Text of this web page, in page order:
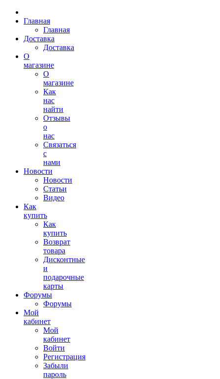
Главная
Главная
Доставка
Доставка
О
магазине
О
магазине
Как
нас
найти
Отзывы
о
нас
Связаться
с
нами
Новости
Новости
Статьи
Видео
Как
купить
Как
купить
Возврат
товара
Дисконтные
и
подарочные
карты
Форумы
Форумы
Мой
кабинет
Мой
кабинет
Войти
Регистрация
Забыли
пароль